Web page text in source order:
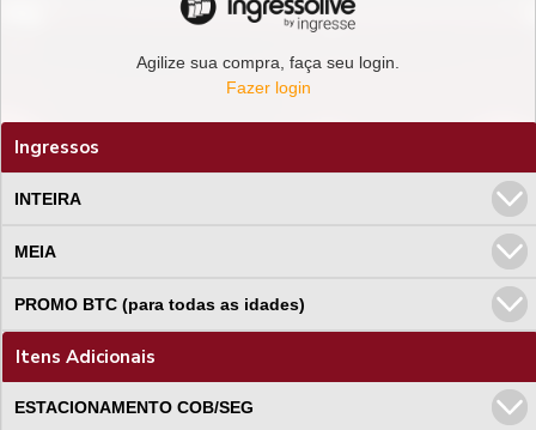
Agilize sua compra, faça seu login.
Fazer login
Ingressos
INTEIRA
MEIA
PROMO BTC (para todas as idades)
Itens Adicionais
ESTACIONAMENTO COB/SEG